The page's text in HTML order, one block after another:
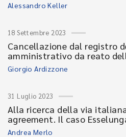
Alessandro Keller
18 Settembre 2023
Cancellazione dal registro
amministrativo da reato
Giorgio Ardizzone
31 Luglio 2023
Alla ricerca della via
agreement. Il caso
Andrea Merlo